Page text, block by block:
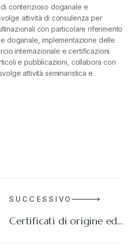
di contenzioso doganale e
attività di consulenza per
con particolare riferimento
doganale, implementazione delle
internazionale e certificazioni
e pubblicazioni, collabora con
attività seminaristica e
SUCCESSIVO
Certificati di origine ed…